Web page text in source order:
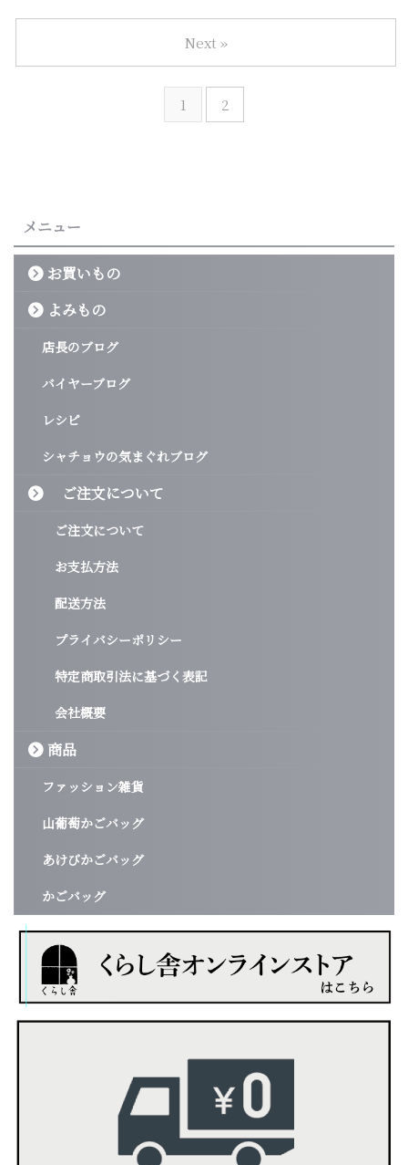
1 2
Next »
メニュー
お買いもの
よみもの
店長のブログ
バイヤーブログ
レシピ
シャチョウの気まぐれブログ
ご注文について
ご注文について
お支払方法
配送方法
プライバシーポリシー
特定商取引法に基づく表記
会社概要
商品
ファッション雑貨
山葡萄かごバッグ
あけびかごバッグ
かごバッグ